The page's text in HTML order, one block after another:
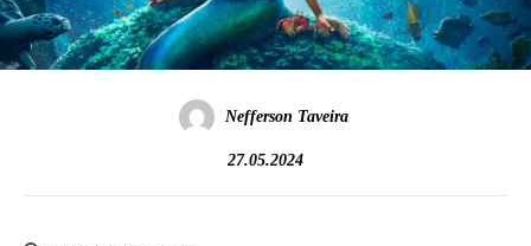
Nefferson Taveira
27.05.2024